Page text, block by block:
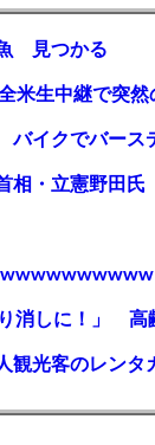
魚 見つかる